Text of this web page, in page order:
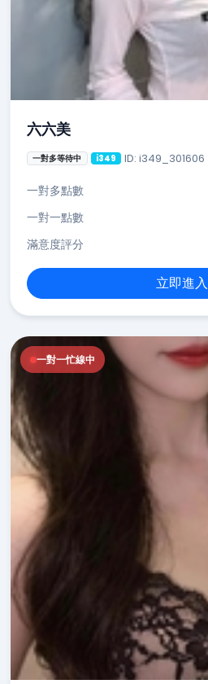
六六美
一對多等待中 i349 ID: i349_301606
一對多點數
一對一點數
滿意度評分
立即進入
一對一忙線中